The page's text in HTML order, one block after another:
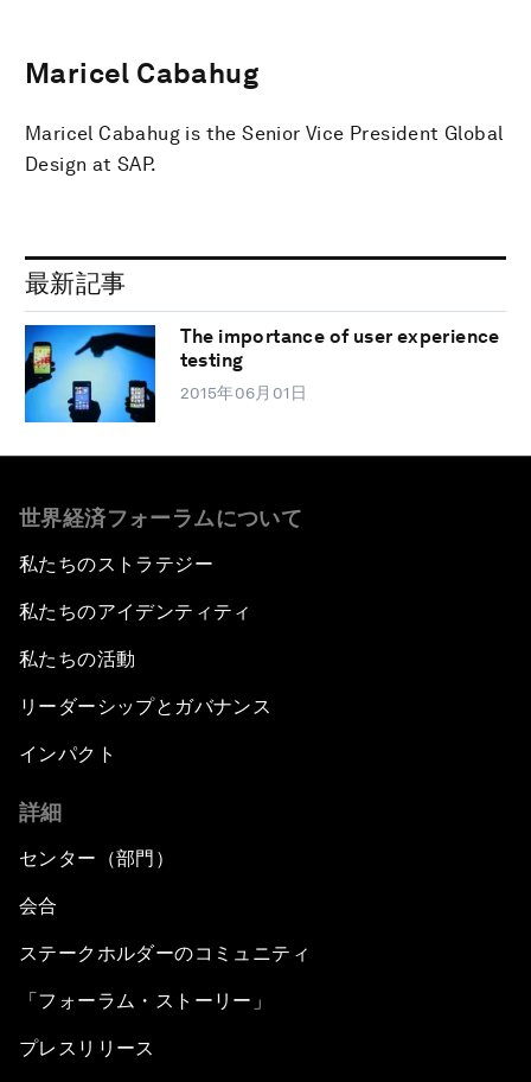
Maricel Cabahug
Maricel Cabahug is the Senior Vice President Global
Design at SAP.
最新記事
The importance of user experience
testing
2015年06月01日
世界経済フォーラムについて
私たちのストラテジー
私たちのアイデンティティ
私たちの活動
リーダーシップとガバナンス
インパクト
詳細
センター（部門）
会合
ステークホルダーのコミュニティ
「フォーラム・ストーリー」
プレスリリース